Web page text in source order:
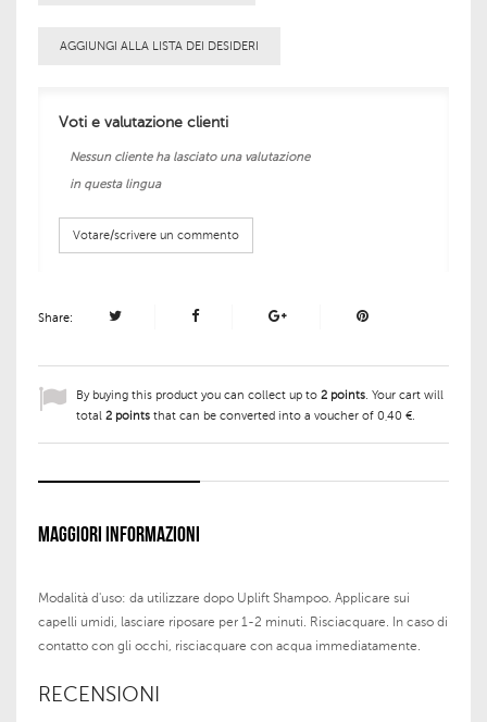
AGGIUNGI ALLA LISTA DEI DESIDERI
Voti e valutazione clienti
Nessun cliente ha lasciato una valutazione
in questa lingua
Votare/scrivere un commento
Share:
By buying this product you can collect up to 2 points. Your cart will
total 2 points that can be converted into a voucher of 0,40 €.
MAGGIORI INFORMAZIONI
Modalità d'uso: da utilizzare dopo Uplift Shampoo. Applicare sui
capelli umidi, lasciare riposare per 1-2 minuti. Risciacquare. In caso di
contatto con gli occhi, risciacquare con acqua immediatamente.
RECENSIONI